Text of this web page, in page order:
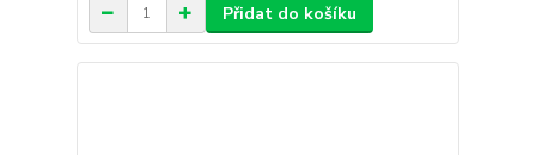
Přidat do košíku